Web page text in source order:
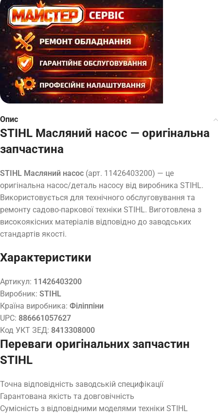
Опис
STIHL Масляний насос — оригінальна
запчастина
STIHL Масляний насос (арт. 11426403200) — це
оригінальна насос/деталь насосу від виробника STIHL.
Використовується для технічного обслуговування та
ремонту садово-паркової техніки STIHL. Виготовлена з
високоякісних матеріалів відповідно до заводських
стандартів якості.
Характеристики
Артикул: 11426403200
Виробник: STIHL
Країна виробника: Філіппіни
UPC: 886661057627
Код УКТ ЗЕД: 8413308000
Переваги оригінальних запчастин
STIHL
Точна відповідність заводській специфікації
Гарантована якість та довговічність
Сумісність з відповідними моделями техніки STIHL